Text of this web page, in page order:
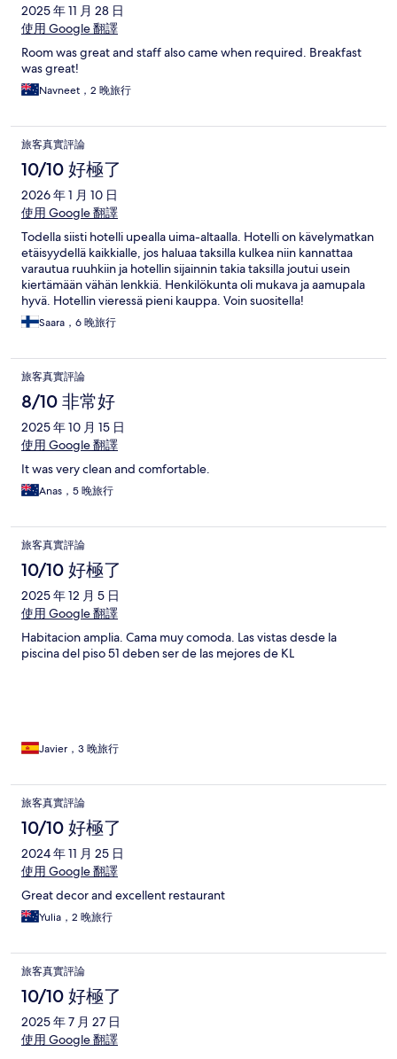
2025 年 11 月 28 日
使用 Google 翻譯
Room was great and staff also came when required. Breakfast
was great!
Navneet，2 晚旅行
旅客真實評論
10/10 好極了
2026 年 1 月 10 日
使用 Google 翻譯
Todella siisti hotelli upealla uima-altaalla. Hotelli on kävelymatkan
etäisyydellä kaikkialle, jos haluaa taksilla kulkea niin kannattaa
varautua ruuhkiin ja hotellin sijainnin takia taksilla joutui usein
kiertämään vähän lenkkiä. Henkilökunta oli mukava ja aamupala
hyvä. Hotellin vieressä pieni kauppa. Voin suositella!
Saara，6 晚旅行
旅客真實評論
8/10 非常好
2025 年 10 月 15 日
使用 Google 翻譯
It was very clean and comfortable.
Anas，5 晚旅行
旅客真實評論
10/10 好極了
2025 年 12 月 5 日
使用 Google 翻譯
Habitacion amplia. Cama muy comoda. Las vistas desde la
piscina del piso 51 deben ser de las mejores de KL
Javier，3 晚旅行
旅客真實評論
10/10 好極了
2024 年 11 月 25 日
使用 Google 翻譯
Great decor and excellent restaurant
Yulia，2 晚旅行
旅客真實評論
10/10 好極了
2025 年 7 月 27 日
使用 Google 翻譯